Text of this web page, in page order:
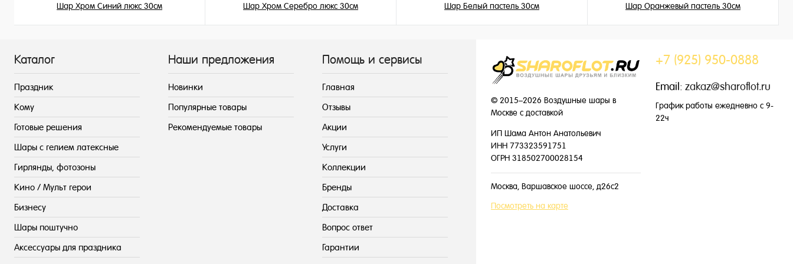
Шар Хром Синий люкс 30см Шар Хром Серебро люкс 30см Шар Белый пастель 30см Шар Оранжевый пастель 30см
Каталог
Праздник
Кому
Готовые решения
Шары с гелием латексные
Гирлянды, фотозоны
Кино / Мульт герои
Бизнесу
Шары поштучно
Аксессуары для праздника
Наши предложения
Новинки
Популярные товары
Рекомендуемые товары
Помощь и сервисы
Главная
Отзывы
Акции
Услуги
Коллекции
Бренды
Доставка
Вопрос ответ
Гарантии
© 2015–2026 Воздушные шары в
Москве с доставкой
ИП Шама Антон Анатольевич
ИНН 773323591751
ОГРН 318502700028154
Москва, Варшавское шоссе, д26с2
Посмотреть на карте
+7 (925) 950-0888
Email: zakaz@sharoflot.ru
График работы ежедневно с 9-
22ч